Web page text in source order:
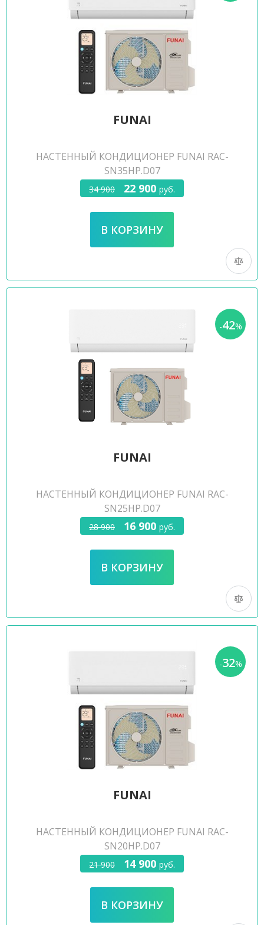
FUNAI
НАСТЕННЫЙ КОНДИЦИОНЕР FUNAI RAC-
SN35HP.D07
34 900 22 900 руб.
-42%
FUNAI
НАСТЕННЫЙ КОНДИЦИОНЕР FUNAI RAC-
SN25HP.D07
28 900 16 900 руб.
-32%
FUNAI
НАСТЕННЫЙ КОНДИЦИОНЕР FUNAI RAC-
SN20HP.D07
21 900 14 900 руб.